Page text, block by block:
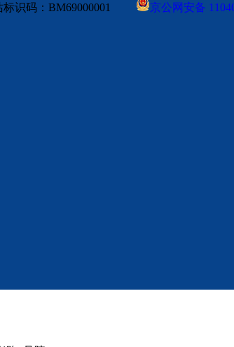
识码：BM69000001 京公网安备